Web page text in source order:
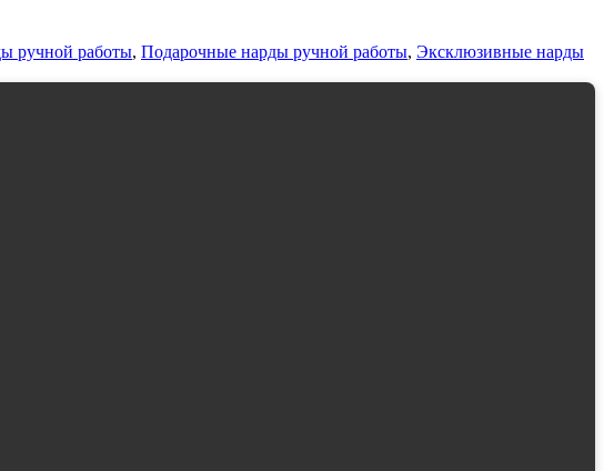
ручной работы, Подарочные нарды ручной работы, Эксклюзивные нарды